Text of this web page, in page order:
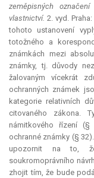
zeměpisných
vlastnictví. 2. vyd.
tohoto ustanovení
totožného a
známkách mezi
známky, tj. důvody
žalovaným vícekrát
ochranných známek
kategorie relativních
citovaného zákona.
námitkového řízení
ochranné známky (§
upozornit na to,
soukromoprávního
zhojit tím, že bude